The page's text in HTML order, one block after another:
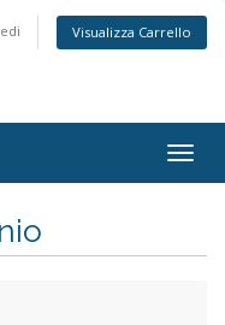
Visualizza Carrello